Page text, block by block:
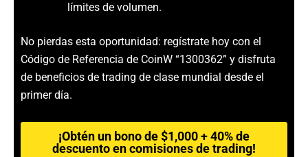
límites de volumen.
No pierdas esta oportunidad: regístrate hoy con el
Código de Referencia de CoinW “1300362” y disfruta
de beneficios de trading de clase mundial desde el
primer día.
¡Obtén un bono de $1,000 + 40% de
descuento en comisiones de trading!